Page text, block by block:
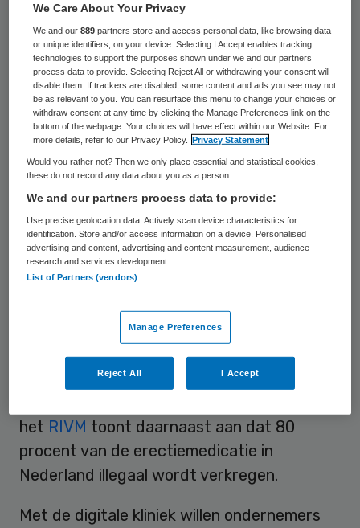
Op het nieuwe digitale
zorgplatformFelloskunnen mannen met
hun klachten terecht voor doktersadvies en
behandelingen bij in Nederland BIG-
geregistreerde artsen, seksuologen en een
in Nederland gevestigde apotheek.
Laagdrempelig zorgplatform
Fellos richt zich op specifieke
gezondheidsproblemen bij mannen, zoals
onder meer erectieproblemen, haaruitval,
premature ejaculatie en huidproblemen als
acne. Uit onderzoek van de Universiteit van
Utrecht blijkt dat 75 procent van de
mannen met seksuele klachten niet naar de
het RIVM toont daarnaast aan dat 80
procent van de erectiemedicatie in
Nederland illegaal wordt verkregen.
Met de digitale kliniek willen ondernemers
We Care About Your Privacy
We and our889 partners store and access personal data, like browsing data
or unique identifiers, on your device. Selecting I Accept enables tracking
technologies to support the purposes shown under we and our partners
process data to provide. Selecting Reject All or withdrawing your consent will
disable them. If trackers are disabled, some content and ads you see may not
be as relevant to you. You can resurface this menu to change your choices or
withdraw consent at any time by clicking the Manage Preferences link on the
bottom of the webpage. Your choices will have effect within our Website. For
more details, refer to our Privacy Policy.
Privacy Statement
Would you rather not? Then we only place essential and statistical cookies,
these do not record any data about you as a person
We and our partners process data to provide:
Use precise geolocation data. Actively scan device characteristics for
identification. Store and/or access information on a device. Personalised
advertising and content, advertising and content measurement, audience
research and services development.
List of Partners (vendors)
Manage Preferences
Reject All I Accept